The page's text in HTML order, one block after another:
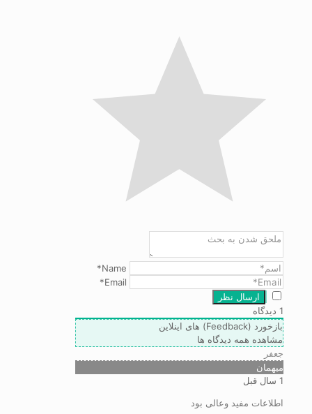
Name*
Email*
1 دیدگاه
بازخورد (Feedback) های اینلاین
مشاهده همه دیدگاه ها
جعفر
میهمان
1 سال قبل
اطلاعات مفید وعالی بود